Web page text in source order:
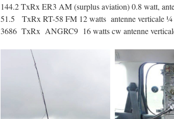
144.2 TxRx ER3 AM (surplus aviation) 0.8 watt,
51.5 TxRx RT-58 FM 12 watts antenne verticale ¼
3686 TxRx ANGRC9 16 watts cw antenne